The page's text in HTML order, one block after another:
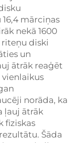
mārciņas
nekā 1600
diski
un
ātrāk reaģēt
vienlaikus
norāda, ka
ļauj ātrāk
fiziskas
Šāda